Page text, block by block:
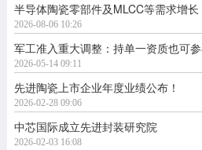
2026-08-06 10:26
军工准入重大调整：持单一资质也可
2026-05-14 09:11
先进陶瓷上市企业年度业绩公布！
2026-02-28 09:06
中芯国际成立先进封装研究院
2026-02-03 16:08